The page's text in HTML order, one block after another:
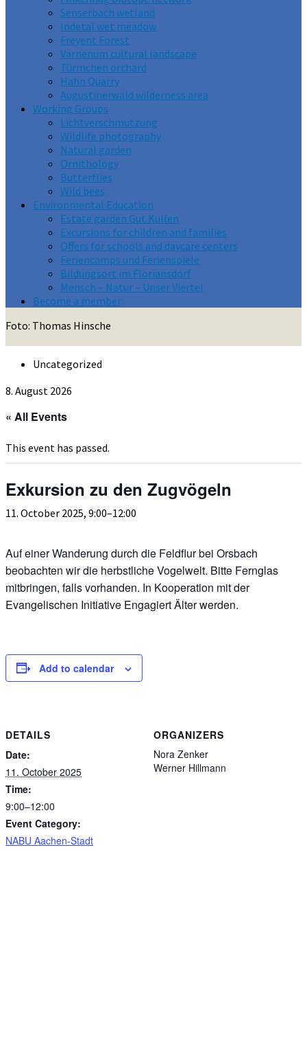
Senserbach wetland
Indetal wet meadow
Freyent Forest
Varnenum cultural landscape
Türmchen orchard
Hahn Quarry
Augustinerwald wilderness area
Working Groups
Lichtverschmutzung
Wildlife photography
Natural garden
Ornithology
Butterflies
Wild bees
Environmental Education
Estate garden Gut Kullen
Excursions for children and families
Offers for schools and daycare centers
Feriencamps und Ferienspiele
Bildungsort im Floriansdorf
Mensch – Natur – Unser Viertel
Become a member
Foto: Thomas Hinsche
Uncategorized
8. August 2026
« All Events
This event has passed.
Exkursion zu den Zugvögeln
11. October 2025, 9:00–12:00
Auf einer Wanderung durch die Feldflur bei Orsbach
beobachten wir die herbstliche Vogelwelt. Bitte Fernglas
mitbringen, falls vorhanden. In Kooperation mit der
Evangelischen Initiative Engagiert Älter werden.
Add to calendar
DETAILS
Date:
11. October 2025
Time:
9:00–12:00
Event Category:
NABU Aachen-Stadt
ORGANIZERS
Nora Zenker
Werner Hillmann